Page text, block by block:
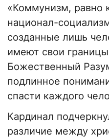
«Коммунизм, равно
национал-
созданные лишь
имеют свои
Божественный
подлинное
спасти каждого
Кардинал
различие между